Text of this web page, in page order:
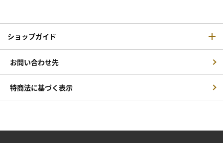
ショップガイド
お問い合わせ先
特商法に基づく表示